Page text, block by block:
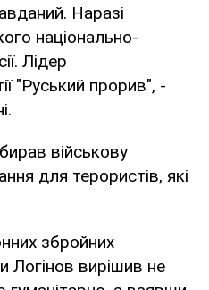
Наразі
національно-
Лідер
"Руський прорив", -
військову
для терористів, які
збройних
Логінов вирішив не